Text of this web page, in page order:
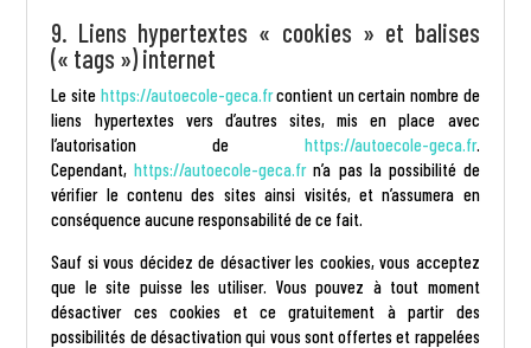
9. Liens hypertextes « cookies » et balises
(« tags ») internet
Le site https://autoecole-geca.fr contient un certain nombre de
liens hypertextes vers d’autres sites, mis en place avec
l’autorisation de
https://autoecole-geca.fr.
Cependant, https://autoecole-geca.fr n’a pas la possibilité de
vérifier le contenu des sites ainsi visités, et n’assumera en
conséquence aucune responsabilité de ce fait.
Sauf si vous décidez de désactiver les cookies, vous acceptez
que le site puisse les utiliser. Vous pouvez à tout moment
désactiver ces cookies et ce gratuitement à partir des
possibilités de désactivation qui vous sont offertes et rappelées